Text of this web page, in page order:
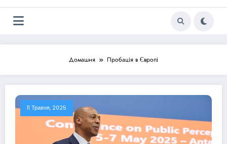
Домашня Пробація в Європі
11 Травня, 2025